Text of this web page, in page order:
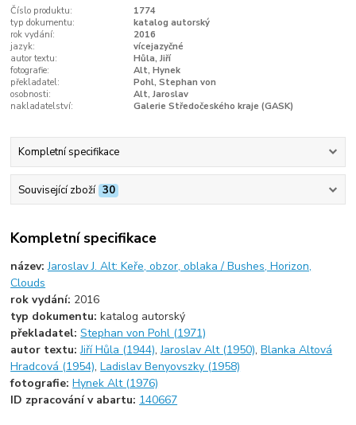
Číslo produktu:
1774
typ dokumentu:
katalog autorský
rok vydání:
2016
jazyk:
vícejazyčné
autor textu:
Hůla, Jiří
fotografie:
Alt, Hynek
překladatel:
Pohl, Stephan von
osobnosti:
Alt, Jaroslav
nakladatelství:
Galerie Středočeského kraje (GASK)
Kompletní specifikace
Související zboží 30
Kompletní specifikace
název:Jaroslav J. Alt: Keře, obzor, oblaka / Bushes, Horizon,
Clouds
rok vydání: 2016
typ dokumentu:katalog autorský
překladatel:Stephan von Pohl (1971)
autor textu:Jiří Hůla (1944),Jaroslav Alt (1950),Blanka Altová
Hradcová (1954),Ladislav Benyovszky (1958)
fotografie:Hynek Alt (1976)
ID zpracování v abartu: 140667